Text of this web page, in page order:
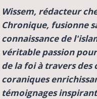
Wissem, rédacteur
Chronique, fusionne
connaissance de
véritable passion
de la foi à travers des
coraniques
témoignages